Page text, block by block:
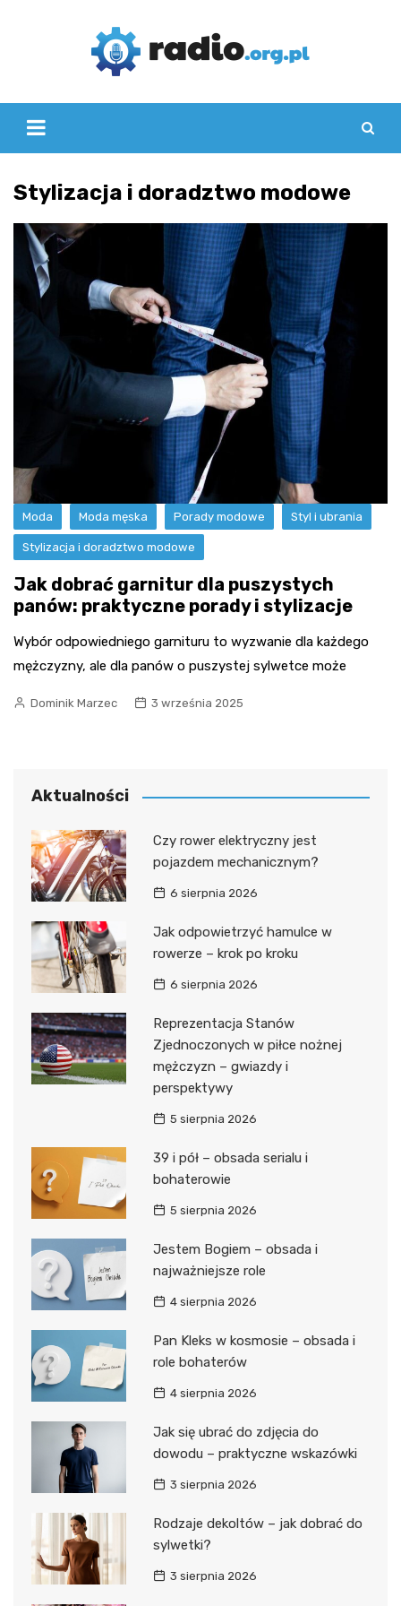
Stylizacja i doradztwo modowe
Moda Moda męska Porady modowe Styl i ubrania
Stylizacja i doradztwo modowe
Jak dobrać garnitur dla puszystych
panów: praktyczne porady i stylizacje
Wybór odpowiedniego garnituru to wyzwanie dla każdego
mężczyzny, ale dla panów o puszystej sylwetce może
Dominik Marzec 3 września 2025
Aktualności
Czy rower elektryczny jest
pojazdem mechanicznym?
6 sierpnia 2026
Jak odpowietrzyć hamulce w
rowerze – krok po kroku
6 sierpnia 2026
Reprezentacja Stanów
Zjednoczonych w piłce nożnej
mężczyzn – gwiazdy i
perspektywy
5 sierpnia 2026
39 i pół – obsada serialu i
bohaterowie
5 sierpnia 2026
Jestem Bogiem – obsada i
najważniejsze role
4 sierpnia 2026
Pan Kleks w kosmosie – obsada i
role bohaterów
4 sierpnia 2026
Jak się ubrać do zdjęcia do
dowodu – praktyczne wskazówki
3 sierpnia 2026
Rodzaje dekoltów – jak dobrać do
sylwetki?
3 sierpnia 2026